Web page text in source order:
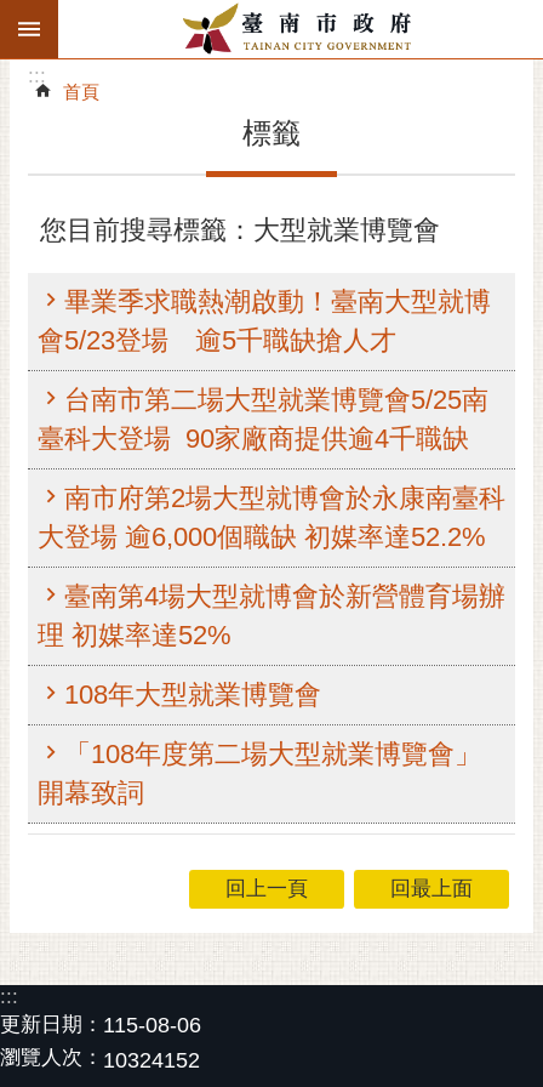
跳到主要內容區塊
搜
階
精彩府城
市府團隊
主題服務
市政資訊
市民互動
黃
哲
桐
花
站
導
覽
訂
:::
:::
首頁
標籤
您目前搜尋標籤：大型就業博覽會
畢業季求職熱潮啟動！臺南大型就博
會5/23登場 逾5千職缺搶人才
台南市第二場大型就業博覽會5/25南
臺科大登場 90家廠商提供逾4千職缺
南市府第2場大型就博會於永康南臺科
大登場 逾6,000個職缺 初媒率達52.2%
臺南第4場大型就博會於新營體育場辦
理 初媒率達52%
108年大型就業博覽會
「108年度第二場大型就業博覽會」
開幕致詞
回上一頁 回最上面
:::
更新日期： 115-08-06
瀏覽人次： 10324152